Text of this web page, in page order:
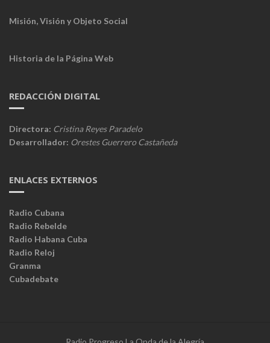
Misión, Visión y Objeto Social
Historia de la Página Web
REDACCIÓN DIGITAL
Directora: Cristina Reyes Paradelo
Desarrollador: Orestes Guerrero Castañeda
ENLACES EXTERNOS
Radio Cubana
Radio Rebelde
Radio Habana Cuba
Radio Reloj
Granma
Cubadebate